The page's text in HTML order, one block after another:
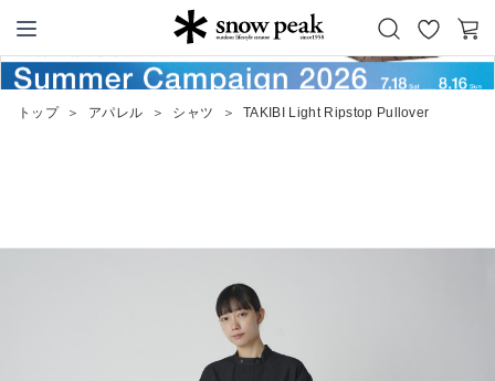
Snow Peak
お
カ
ー
トップ ＞ アパレル ＞ シャツ ＞ TAKIBI Light Ripstop Pullover